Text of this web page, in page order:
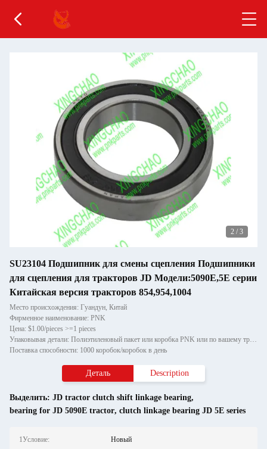
2 / 3
SU23104 Подшипник для смены сцепления Подшипники
для сцепления для тракторов JD Модели:5090E,5E серии
Китайская версия тракторов 854,954,1004
Место происхождения: Гуандун, Китай
Фирменное наименование: PNK
Цена: $1.00/pieces >=1 pieces
Упаковывая детали: Полиэтиленовый пакет или коробка PNK или по вашему требованию.
Поставка способности: 1000 коробок/коробок в день
Деталь Description
Выделить: JD tractor clutch shift linkage bearing,
bearing for JD 5090E tractor, clutch linkage bearing JD 5E series
1Условие: Новый